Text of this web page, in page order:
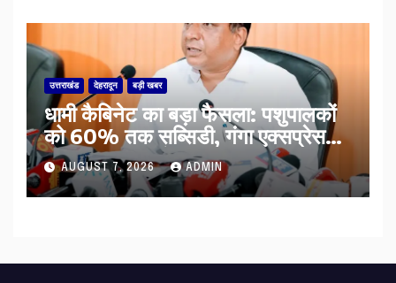
उत्तराखंड देहरादून बड़ी खबर
​धामी कैबिनेट का बड़ा फैसला: पशुपालकों
को 60% तक सब्सिडी, गंगा एक्सप्रेसवे
का हरिद्वार तक होगा विस्तार
AUGUST 7, 2026 ADMIN